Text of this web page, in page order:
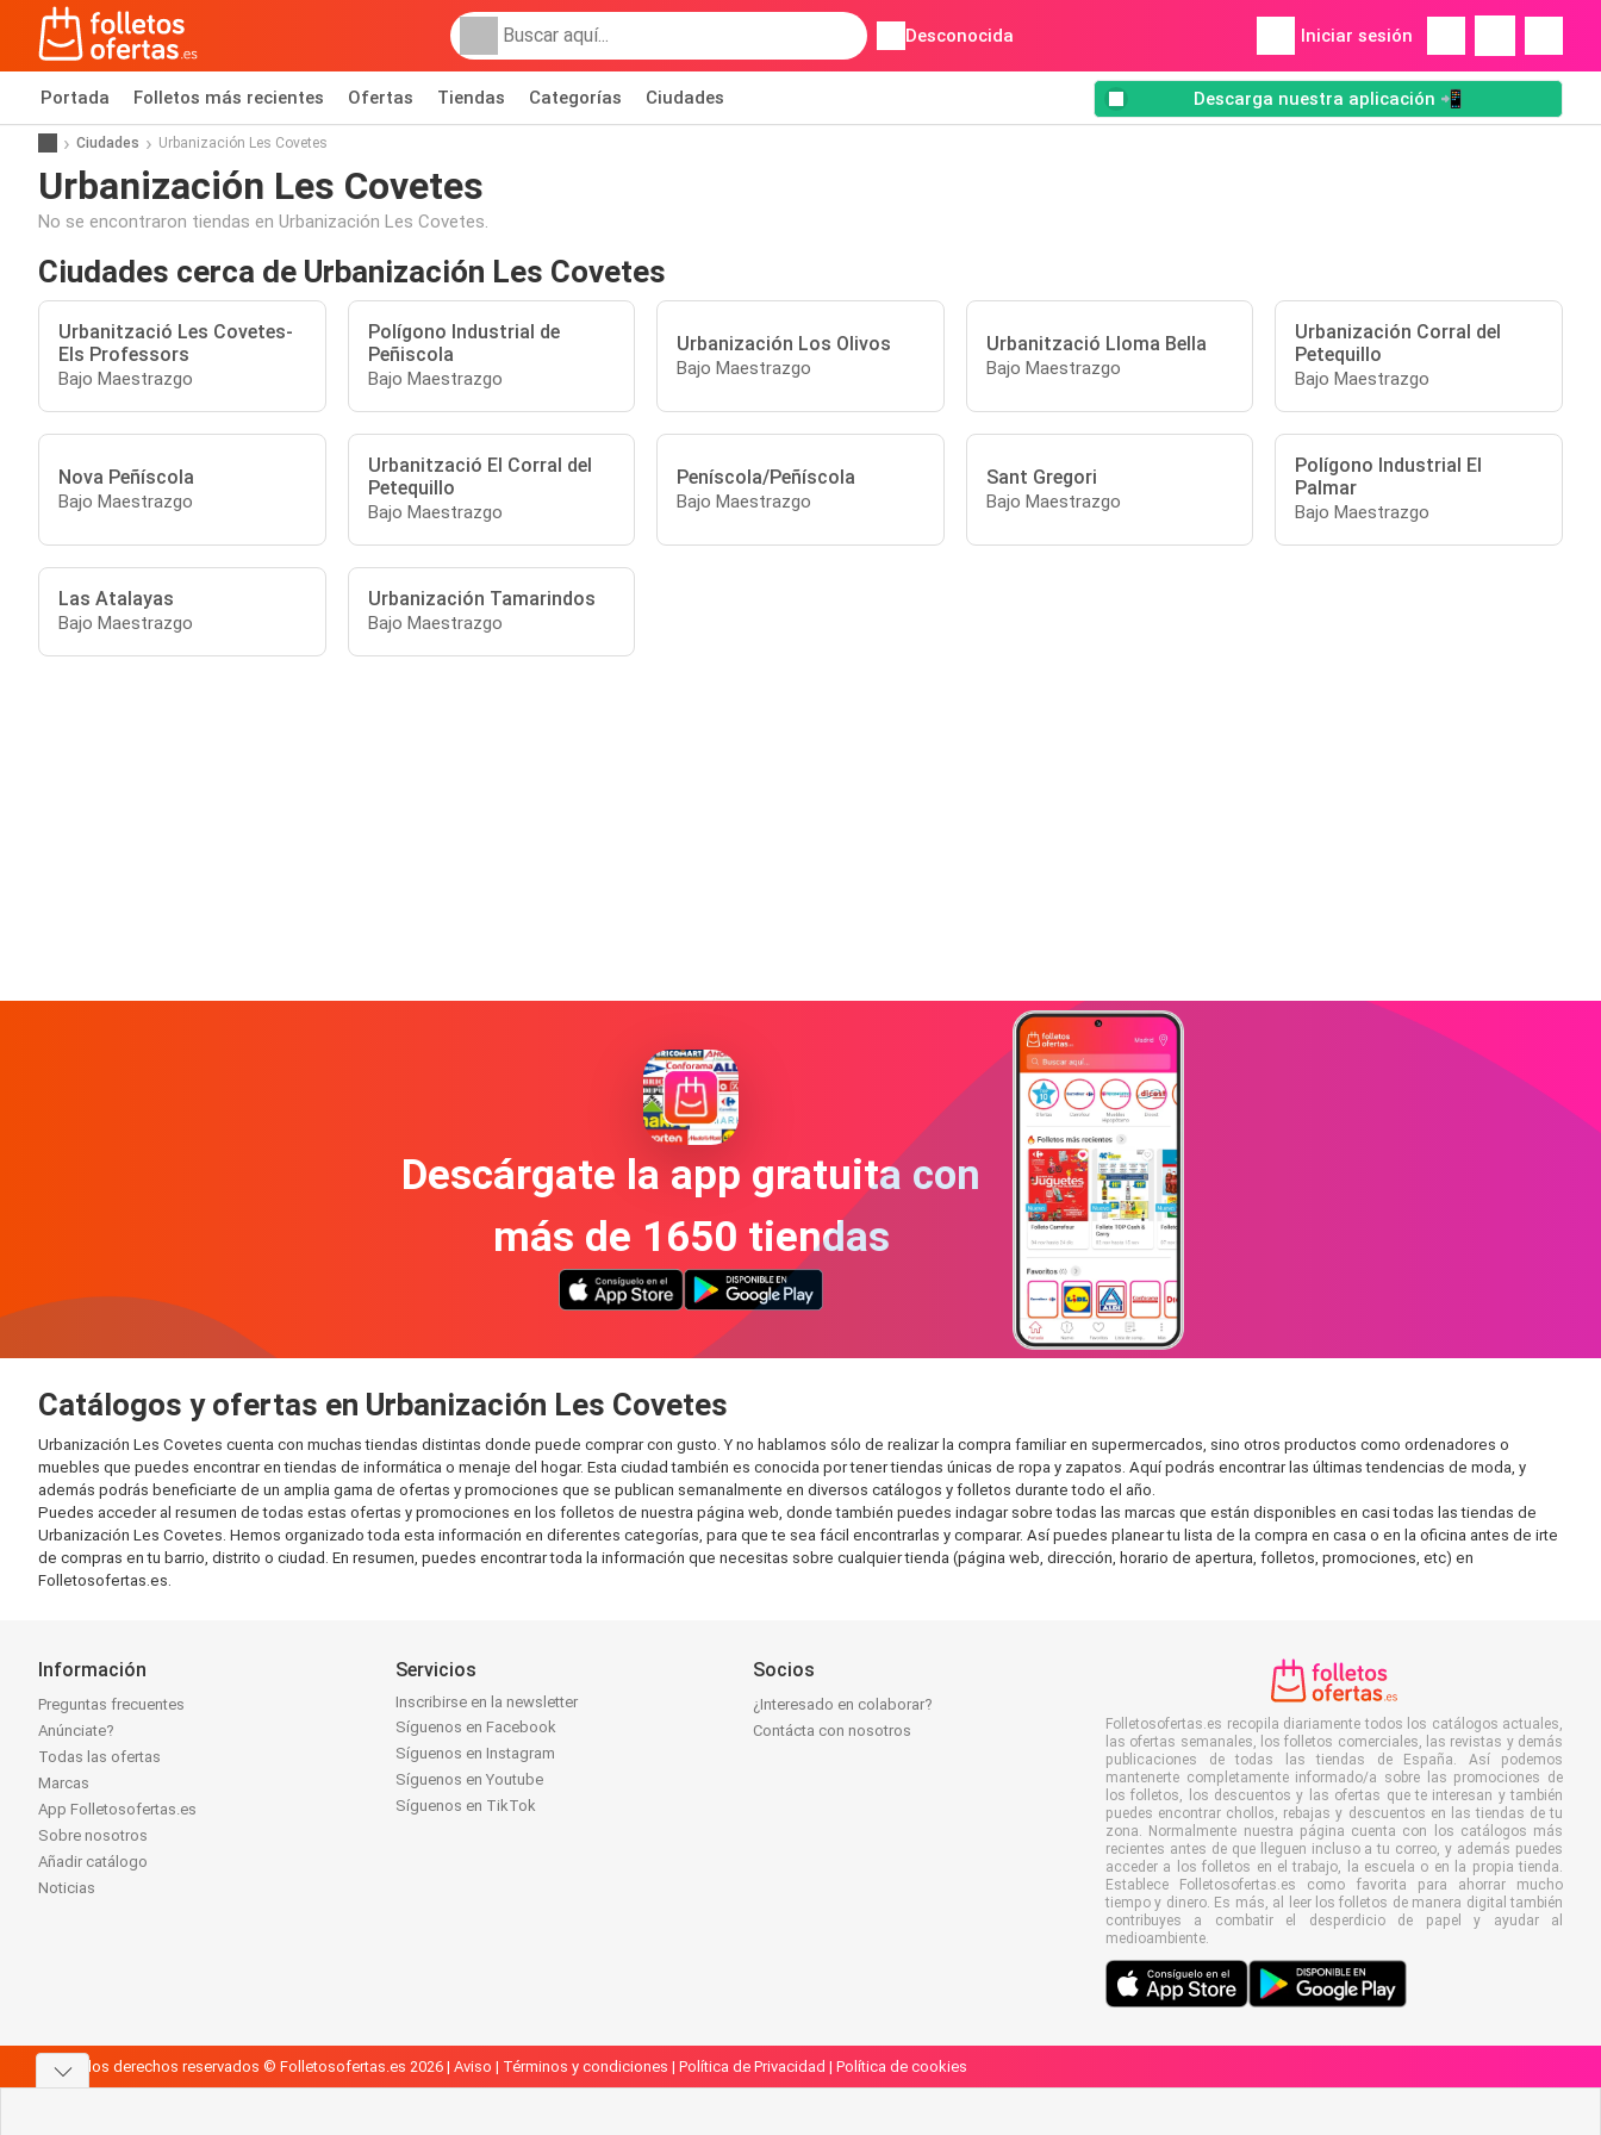
Desconocida Iniciar sesión
Portada Folletos más recientes Ofertas Tiendas Categorías Ciudades Descarga nuestra aplicación 📲
Ciudades Urbanización Les Covetes
Urbanización Les Covetes
No se encontraron tiendas en Urbanización Les Covetes.
Ciudades cerca de Urbanización Les Covetes
Urbanització Les Covetes-
Els Professors
Bajo Maestrazgo
Polígono Industrial de
Peñiscola
Bajo Maestrazgo
Urbanización Los Olivos
Bajo Maestrazgo
Urbanització Lloma Bella
Bajo Maestrazgo
Urbanización Corral del
Petequillo
Bajo Maestrazgo
Nova Peñíscola
Bajo Maestrazgo
Urbanització El Corral del
Petequillo
Bajo Maestrazgo
Peníscola/Peñíscola
Bajo Maestrazgo
Sant Gregori
Bajo Maestrazgo
Polígono Industrial El
Palmar
Bajo Maestrazgo
Las Atalayas
Bajo Maestrazgo
Urbanización Tamarindos
Bajo Maestrazgo
Descárgate la app gratuita con
más de 1650 tiendas
Catálogos y ofertas en Urbanización Les Covetes
Urbanización Les Covetes cuenta con muchas tiendas distintas donde puede comprar con gusto. Y no hablamos sólo de realizar la compra familiar en supermercados, sino otros productos como ordenadores o
muebles que puedes encontrar en tiendas de informática o menaje del hogar. Esta ciudad también es conocida por tener tiendas únicas de ropa y zapatos. Aquí podrás encontrar las últimas tendencias de moda, y
además podrás beneficiarte de un amplia gama de ofertas y promociones que se publican semanalmente en diversos catálogos y folletos durante todo el año.
Puedes acceder al resumen de todas estas ofertas y promociones en los folletos de nuestra página web, donde también puedes indagar sobre todas las marcas que están disponibles en casi todas las tiendas de
Urbanización Les Covetes. Hemos organizado toda esta información en diferentes categorías, para que te sea fácil encontrarlas y comparar. Así puedes planear tu lista de la compra en casa o en la oficina antes de irte
de compras en tu barrio, distrito o ciudad. En resumen, puedes encontrar toda la información que necesitas sobre cualquier tienda (página web, dirección, horario de apertura, folletos, promociones, etc) en
Folletosofertas.es.
Información
Preguntas frecuentes
Anúnciate?
Todas las ofertas
Marcas
App Folletosofertas.es
Sobre nosotros
Añadir catálogo
Noticias
Servicios
Inscribirse en la newsletter
Síguenos en Facebook
Síguenos en Instagram
Síguenos en Youtube
Síguenos en TikTok
Socios
¿Interesado en colaborar?
Contácta con nosotros
Folletosofertas.es recopila diariamente todos los catálogos actuales,
las ofertas semanales, los folletos comerciales, las revistas y demás
publicaciones de todas las tiendas de España. Así podemos
mantenerte completamente informado/a sobre las promociones de
los folletos, los descuentos y las ofertas que te interesan y también
puedes encontrar chollos, rebajas y descuentos en las tiendas de tu
zona. Normalmente nuestra página cuenta con los catálogos más
recientes antes de que lleguen incluso a tu correo, y además puedes
acceder a los folletos en el trabajo, la escuela o en la propia tienda.
Establece Folletosofertas.es como favorita para ahorrar mucho
tiempo y dinero. Es más, al leer los folletos de manera digital también
contribuyes a combatir el desperdicio de papel y ayudar al
medioambiente.
Todos los derechos reservados © Folletosofertas.es 2026 | Aviso | Términos y condiciones | Política de Privacidad | Política de cookies